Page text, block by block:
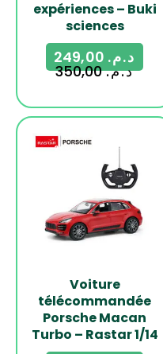
expériences – Buki
sciences
د.م.350,00
د.م.
-29%
Voiture
télécommandée
Porsche Macan
Turbo – Rastar 1/14